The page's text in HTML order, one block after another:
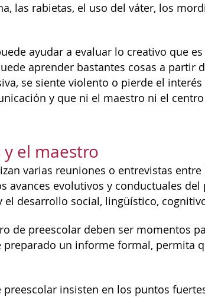
las rabietas, el uso del váter, los
ayudar a evaluar lo creativo que
aprender bastantes cosas a partir
se siente violento o pierde el
y que ni el maestro ni el
el maestro
varias reuniones o entrevistas
avances evolutivos y conductuales del
desarrollo social, lingüístico,
de preescolar deben ser momentos
un informe formal, permita
insisten en los puntos